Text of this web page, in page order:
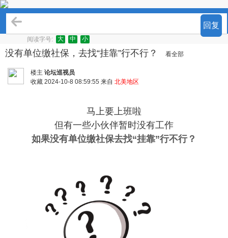
回复
阅读字号: 大 中 小
没有单位缴社保，去找“挂靠”行不行？ 看全部
楼主 论坛巡视员
收藏 2024-10-8 08:59:55 来自 北美地区
马上要上班啦
但有一些小伙伴暂时没有工作
如果没有单位缴社保去找“挂靠”行不行？